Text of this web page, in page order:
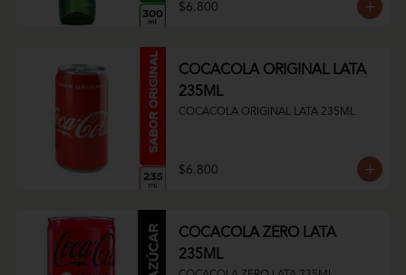
$6.800
COCACOLA ORIGINAL LATA
235ML
COCACOLA ORIGINAL LATA 235ML
$6.800
COCACOLA ZERO LATA
235ML